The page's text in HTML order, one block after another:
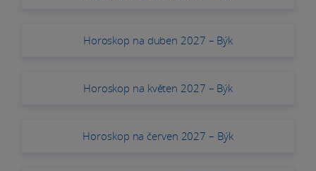
Horoskop na duben 2027 – Býk
Horoskop na květen 2027 – Býk
Horoskop na červen 2027 – Býk